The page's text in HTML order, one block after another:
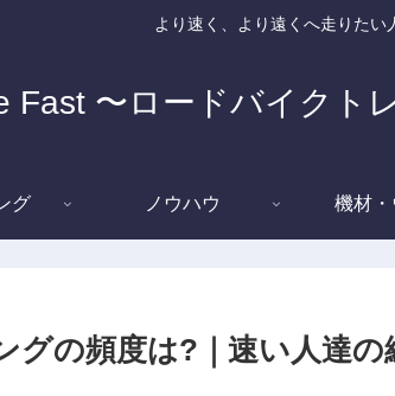
より速く、より遠くへ走りたい
Fast 〜ロードバイクト
グ ノウハウ 機材
グの頻度は?｜速い人達の